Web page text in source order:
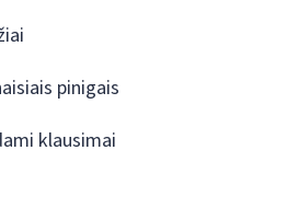
pinigais
klausimai